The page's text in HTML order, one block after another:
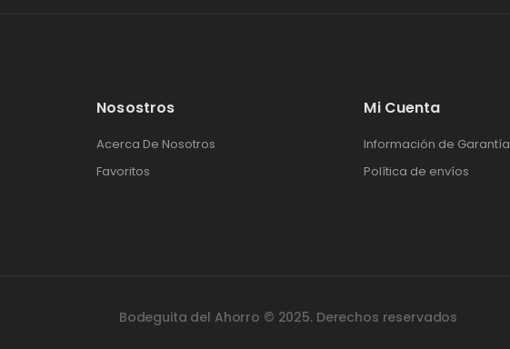
Nosostros
Acerca De Nosotros
Favoritos
Mi Cuenta
Información de Garantía
Política de envíos
Bodeguita del Ahorro © 2025. Derechos reservados